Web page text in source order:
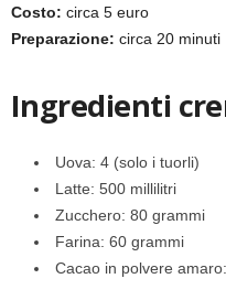
Costo: circa 5 euro
Preparazione: circa 20 minuti
Ingredienti
Uova: 4 (solo i tuorli)
Latte: 500 millilitri
Zucchero: 80 grammi
Farina: 60 grammi
Cacao in polvere